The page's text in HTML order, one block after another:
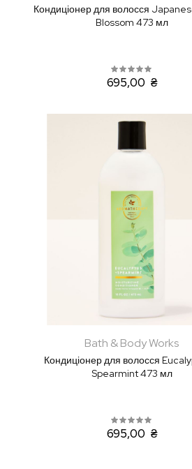
Кондиціонер для волосся
Blossom 473 мл
695,00 ₴
Bath & Body Works
Кондиціонер для волосся
Spearmint 473 мл
695,00 ₴